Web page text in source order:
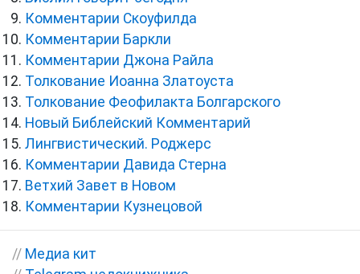
Комментарии Скоуфилда
Комментарии Баркли
Комментарии Джона Райла
Толкование Иоанна Златоуста
Толкование Феофилакта Болгарского
Новый Библейский Комментарий
Лингвистический. Роджерс
Комментарии Давида Стерна
Ветхий Завет в Новом
Комментарии Кузнецовой
// Медиа кит